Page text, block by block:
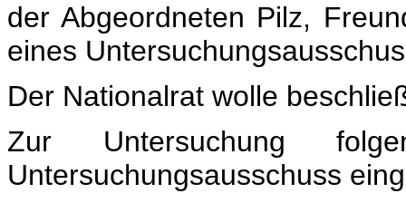
der Abgeordneten Pilz,
eines
Der Nationalrat wolle
Zur Untersuchung
Untersuchungsausschuss